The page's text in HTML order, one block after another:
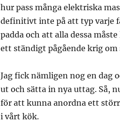
hur pass många elektriska
definitivt inte på att typ varje
padda och att alla dessa
ett ständigt pågående krig om
Jag fick nämligen nog en dag
ut och sätta in nya uttag. Så,
för att kunna anordna ett
i vårt kök.